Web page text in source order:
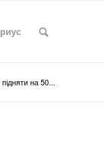
на 50...